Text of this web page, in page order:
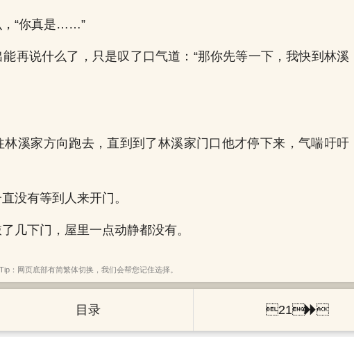
，“你真是……”
再说什么了，只是叹了口气道：“那你先等一下，我快到林溪
溪家方向跑去，直到到了林溪家门口他才停下来，气喘吁吁
没有等到人来开门。
几下门，屋里一点动静都没有。
Tip：网页底部有简繁体切换，我们会帮您记住选择。
目录 21 